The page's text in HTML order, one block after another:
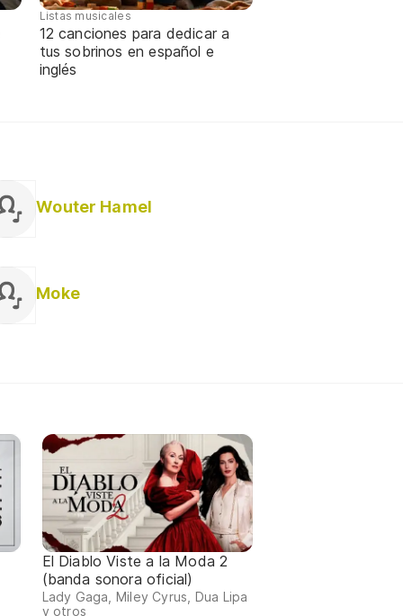
Listas musicales
12 canciones para dedicar a
tus sobrinos en español e
inglés
Wouter Hamel
Moke
El Diablo Viste a la Moda 2
(banda sonora oficial)
Lady Gaga, Miley Cyrus, Dua Lipa
y otros